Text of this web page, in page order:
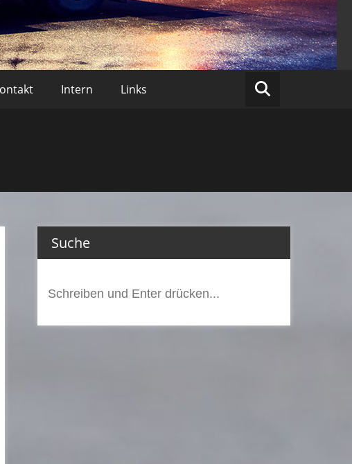
Intern Links
Suche
nach: